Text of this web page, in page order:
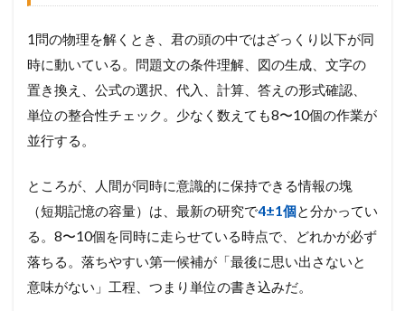
1問の物理を解くとき、君の頭の中ではざっくり以下が同
時に動いている。問題文の条件理解、図の生成、文字の
置き換え、公式の選択、代入、計算、答えの形式確認、
単位の整合性チェック。少なく数えても8〜10個の作業が
並行する。
ところが、人間が同時に意識的に保持できる情報の塊
（短期記憶の容量）は、最新の研究で4±1個と分かってい
る。8〜10個を同時に走らせている時点で、どれかが必ず
落ちる。落ちやすい第一候補が「最後に思い出さないと
意味がない」工程、つまり単位の書き込みだ。